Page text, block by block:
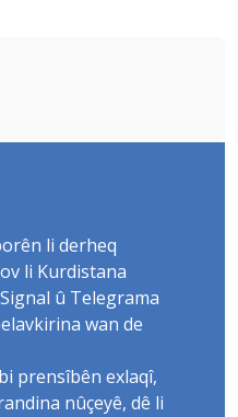
li derheq
li Kurdistana
û Telegrama
wan de
prensîbên exlaqî,
nûçeyê, dê li